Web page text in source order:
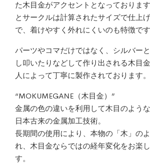
た木目金がアクセントとなっておりま
とサークルは計算されたサイズで仕上
で、着けやすく外れにくいのも特徴です
パーツやコマだけではなく、シルバー
し叩いたりなどして作り出される木目
人によって丁寧に製作されております。
“MOKUMEGANE（木目金）”
金属の色の違いを利用して木目のよう
日本古来の金属加工技術。
長期間の使用により、本物の「木」の
れ、木目金ならではの経年変化をお楽
す。